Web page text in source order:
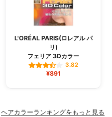
L'ORÉAL PARIS(ロレアル パ
リ)
フェリア 3Dカラー
3.82
¥891
ヘアカラーランキングをもっと見る